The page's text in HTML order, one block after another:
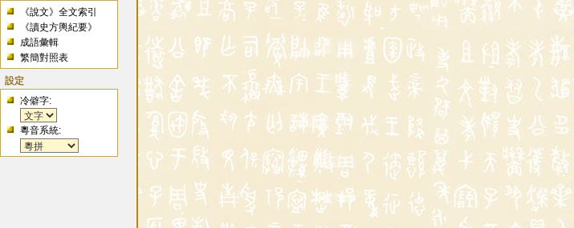
《說文》全文索引
《讀史方輿紀要》
成語彙輯
繁簡對照表
設定
冷僻字:
粵音系統: